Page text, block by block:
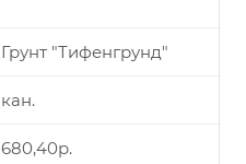
Грунт "Тифенгрунд"
кан.
680,40р.